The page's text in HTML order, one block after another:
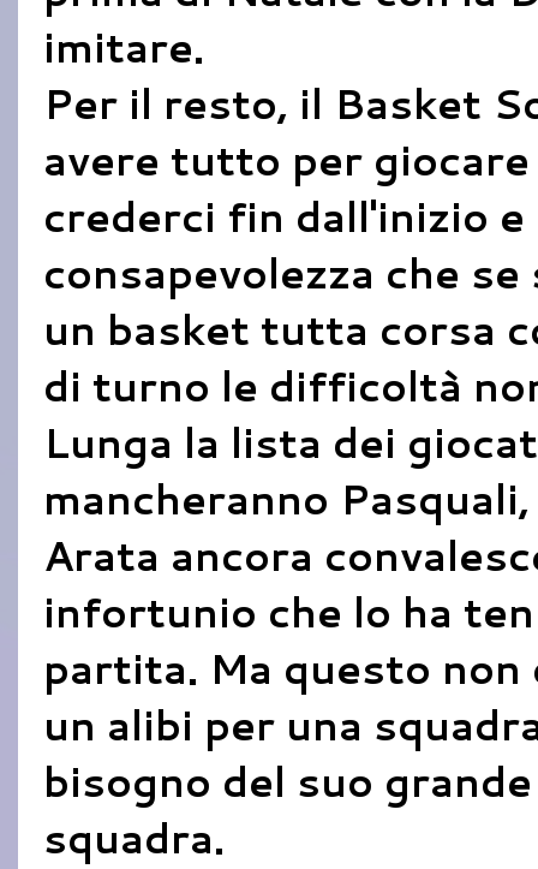
imitare.
Per il resto, il Basket
avere tutto per
crederci fin dall'inizio
consapevolezza che
un basket tutta corsa
di turno le difficoltà
Lunga la lista dei
mancheranno
Arata ancora
infortunio che lo ha
partita. Ma questo
un alibi per una
bisogno del suo
squadra.